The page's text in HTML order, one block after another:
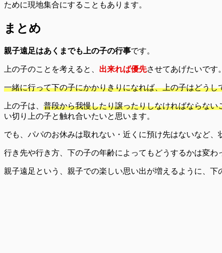
ために現地集合にすることもあります。
まとめ
親子遠足はあくまでも上の子の行事です。
上の子のことを考えると、 出来れば優先させてあげたいです
一緒に行って下の子にかかりきりになれば、上の子はどう
上の子は、 普段から我慢したり譲ったりしなければならない
い切り上の子と触れ合いたいと思います。
でも、パパのお休みは取れない・近くに預け先はないなど、
行き先や行き方、下の子の年齢によってもどうするかは変わ
親子遠足という、親子での楽しい思い出が増えるように、